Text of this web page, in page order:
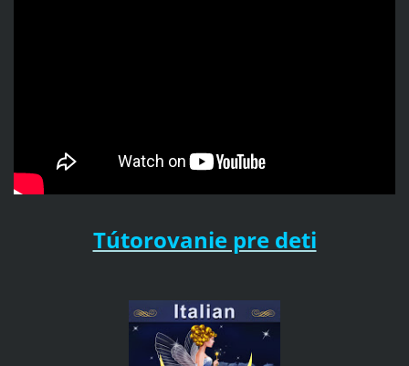
Tútorovanie pre deti